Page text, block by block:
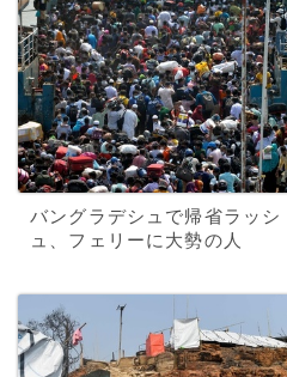
バングラデシュで帰省ラッシ
ュ、フェリーに大勢の人